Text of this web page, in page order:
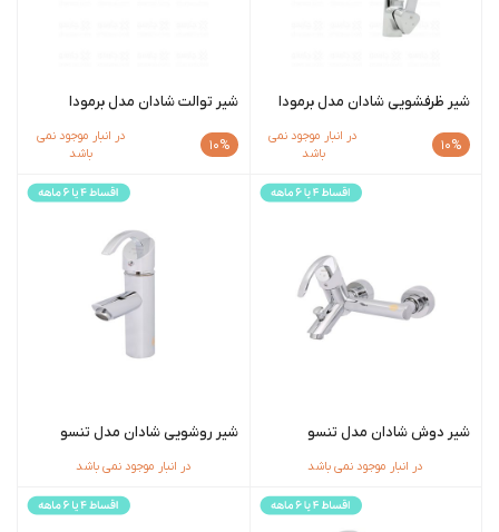
شیر ظرفشویی شادان مدل برمودا
10%
در انبار موجود نمی
باشد
شیر توالت شادان مدل برمودا
10%
در انبار موجود نمی
باشد
شیر دوش شادان مدل تنسو
در انبار موجود نمی باشد
شیر روشویی شادان مدل تنسو
در انبار موجود نمی باشد